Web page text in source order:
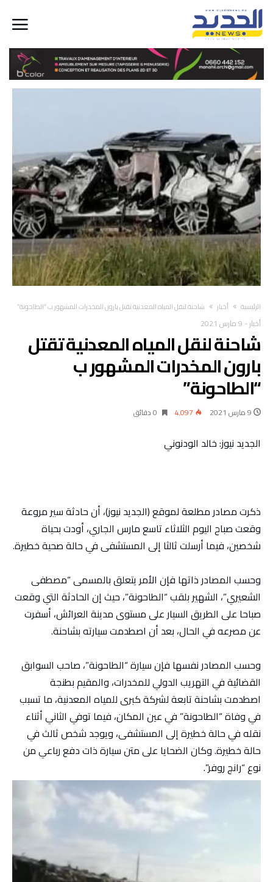
‫الرئيسية‬ أخبار شاحنة لنقل المياه المعدنية تقتل بارون المخدرات المشهور ب “الطاحونة”
أخبار- 9 مارس 2021
شاحنة لنقل المياه المعدنية تقتل
بارون المخدرات المشهور ب
“الطاحونة”
9 مارس 2021 4٬097 0 ‫دقائق‬
الجديد نيوز: خالد الودنوني
ذكرت مصادر مطلعة لموقع (الجديد نيوز)، أن حادثة سير مروعة
وقعت صباح اليوم الثلاثاء تاسع مارس الجاري، أودت بحياة
شخصين، فيما أرسلت ثالثا إلى المستشفى في حالة صحية خطيرة.
وحسب المصادر ذاتها فإن الأمر يتعلق بالمسمى “مصطفى
الشعيري”، الشهير بلقب “الطاحونة”، حيث إن الحادثة التي وقعت
صباحا على الطريق السيار على مستوى مدينة العرائش، أسفرت
عن مصرعه في الحال، بعد أن اصطدمت سيارته بشاحنة.
وحسب المصادر نفسها فإن سيارة “الطاحونة”، صاحب السوابق
القضائية في التهريب الدولي للمخدرات، والمقيم بطنجة
اصطدمت بشاحنة تابعة لشركة كبرى للمياه المعدنية، ما تسبب
في وفاة “الطاحونة” في عين المكان، فيما توفي الثاني أثناء
نقله في حالة خطيرة إلى المستشفى، ويوجد شخص ثالث في
حالة خطيرة. وكان الضحايا على متن سيارة ذات دفع رباعي من
نوع “رانج روفر”.